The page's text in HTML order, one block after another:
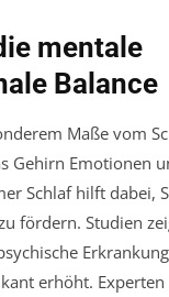
mentale
Balance
Maße vom
Gehirn Emotionen
Schlaf hilft dabei,
fördern. Studien
erhöht.